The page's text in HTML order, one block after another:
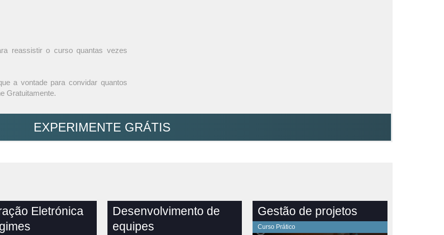
reassistir o curso quantas vezes
a vontade para convidar quantos
Gratuitamente.
EXPERIMENTE GRÁTIS
Eletrónica
Desenvolvimento de
equipes
Gestão de projetos
Curso Prático